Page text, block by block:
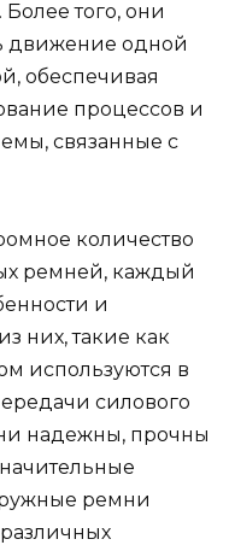
того, они
движение одной
обеспечивая
процессов и
связанные с
количество
ремней, каждый
и
них, такие как
используются в
силового
надежны, прочны
ремни